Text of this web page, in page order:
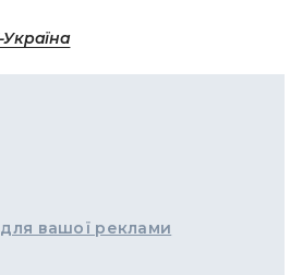
вашої реклами